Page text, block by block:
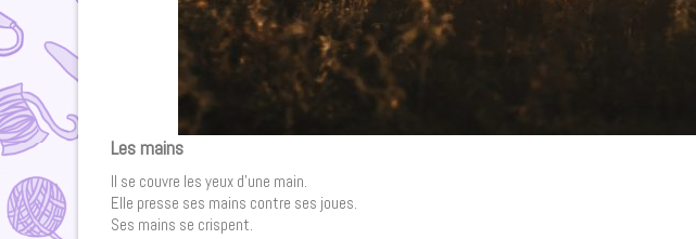
Les mains
Il se couvre les yeux d’une main.
Elle presse ses mains contre ses joues.
Ses mains se crispent.